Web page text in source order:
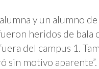
y un alumno
heridos de bala
del campus 1.
sin motivo aparente”.